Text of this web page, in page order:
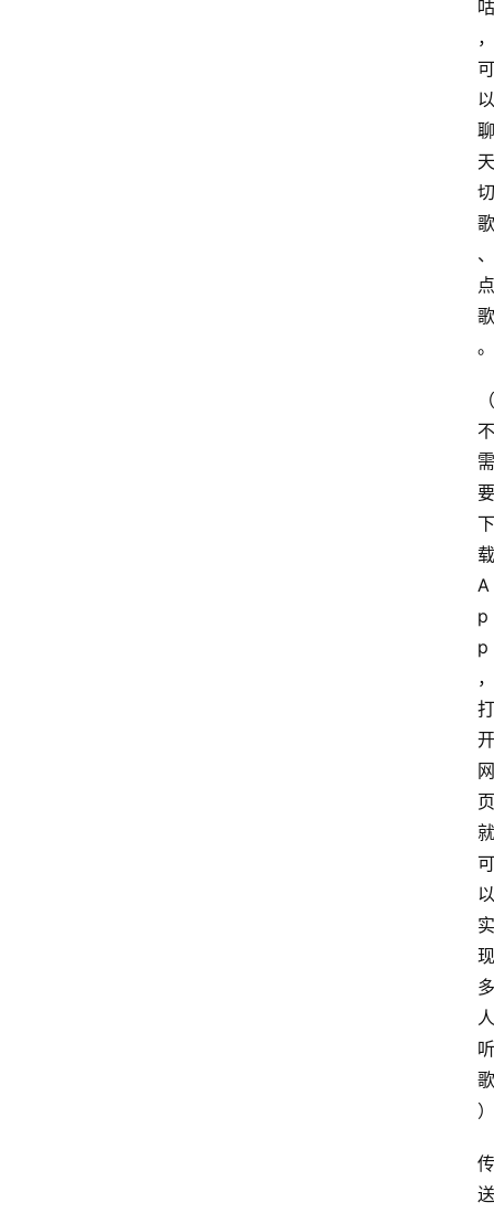
咕
，
可
以
聊
天
切
歌
、
点
歌
。
（
不
需
要
下
载
A
p
p
，
打
开
网
页
就
可
以
实
现
多
人
听
歌
）
传
送